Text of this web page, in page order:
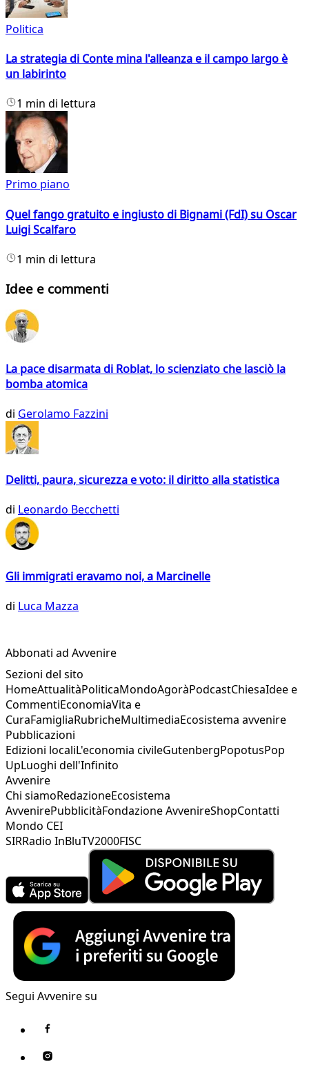
Politica
La strategia di Conte mina l'alleanza e il campo largo è
un labirinto
1 min di lettura
Primo piano
Quel fango gratuito e ingiusto di Bignami (FdI) su Oscar
Luigi Scalfaro
1 min di lettura
Idee e commenti
La pace disarmata di Roblat, lo scienziato che lasciò la
bomba atomica
di Gerolamo Fazzini
Delitti, paura, sicurezza e voto: il diritto alla statistica
di Leonardo Becchetti
Gli immigrati eravamo noi, a Marcinelle
di Luca Mazza
Abbonati ad Avvenire
Sezioni del sito
HomeAttualitàPoliticaMondoAgoràPodcastChiesaIdee e
CommentiEconomiaVita e
CuraFamigliaRubricheMultimediaEcosistema avvenire
Pubblicazioni
Edizioni localiL'economia civileGutenbergPopotusPop
UpLuoghi dell'Infinito
Avvenire
Chi siamoRedazioneEcosistema
AvvenirePubblicitàFondazione AvvenireShopContatti
Mondo CEI
SIRRadio InBluTV2000FISC
Segui Avvenire su